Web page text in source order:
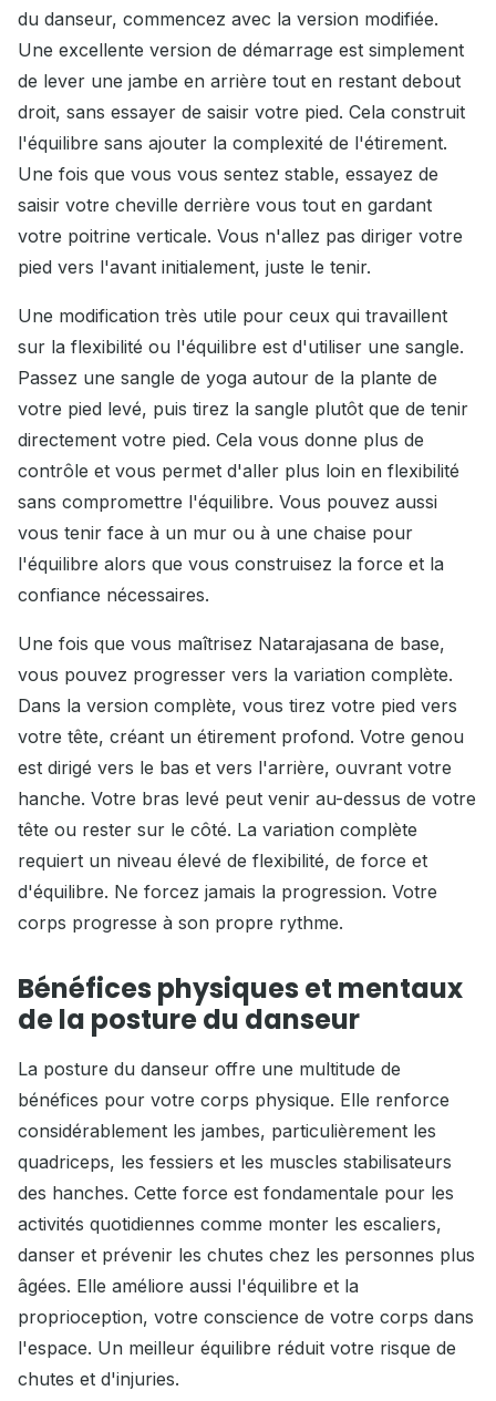
du danseur, commencez avec la version modifiée.
Une excellente version de démarrage est simplement
de lever une jambe en arrière tout en restant debout
droit, sans essayer de saisir votre pied. Cela construit
l'équilibre sans ajouter la complexité de l'étirement.
Une fois que vous vous sentez stable, essayez de
saisir votre cheville derrière vous tout en gardant
votre poitrine verticale. Vous n'allez pas diriger votre
pied vers l'avant initialement, juste le tenir.
Une modification très utile pour ceux qui travaillent
sur la flexibilité ou l'équilibre est d'utiliser une sangle.
Passez une sangle de yoga autour de la plante de
votre pied levé, puis tirez la sangle plutôt que de tenir
directement votre pied. Cela vous donne plus de
contrôle et vous permet d'aller plus loin en flexibilité
sans compromettre l'équilibre. Vous pouvez aussi
vous tenir face à un mur ou à une chaise pour
l'équilibre alors que vous construisez la force et la
confiance nécessaires.
Une fois que vous maîtrisez Natarajasana de base,
vous pouvez progresser vers la variation complète.
Dans la version complète, vous tirez votre pied vers
votre tête, créant un étirement profond. Votre genou
est dirigé vers le bas et vers l'arrière, ouvrant votre
hanche. Votre bras levé peut venir au-dessus de votre
tête ou rester sur le côté. La variation complète
requiert un niveau élevé de flexibilité, de force et
d'équilibre. Ne forcez jamais la progression. Votre
corps progresse à son propre rythme.
Bénéfices physiques et mentaux
de la posture du danseur
La posture du danseur offre une multitude de
bénéfices pour votre corps physique. Elle renforce
considérablement les jambes, particulièrement les
quadriceps, les fessiers et les muscles stabilisateurs
des hanches. Cette force est fondamentale pour les
activités quotidiennes comme monter les escaliers,
danser et prévenir les chutes chez les personnes plus
âgées. Elle améliore aussi l'équilibre et la
proprioception, votre conscience de votre corps dans
l'espace. Un meilleur équilibre réduit votre risque de
chutes et d'injuries.